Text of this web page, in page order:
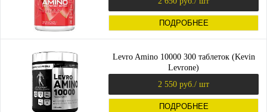
ПОДРОБНЕЕ
Levro Amino 10000 300 таблеток (Kevin
Levrone)
2 550 руб. / шт
ПОДРОБНЕЕ